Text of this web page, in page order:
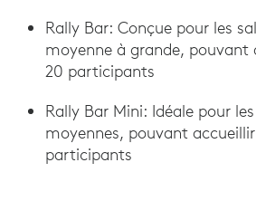
Rally Bar: Conçue pour les
moyenne à grande, pouvant
20 participants
Rally Bar Mini: Idéale pour
moyennes, pouvant accueillir
participants